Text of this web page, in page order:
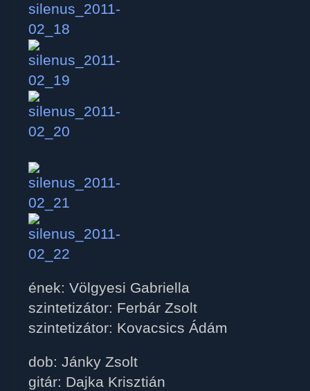
ének: Völgyesi Gabriella
szintetizátor: Ferbár Zsolt
szintetizátor: Kovacsics Ádám
dob: Jánky Zsolt
gitár: Dajka Krisztián